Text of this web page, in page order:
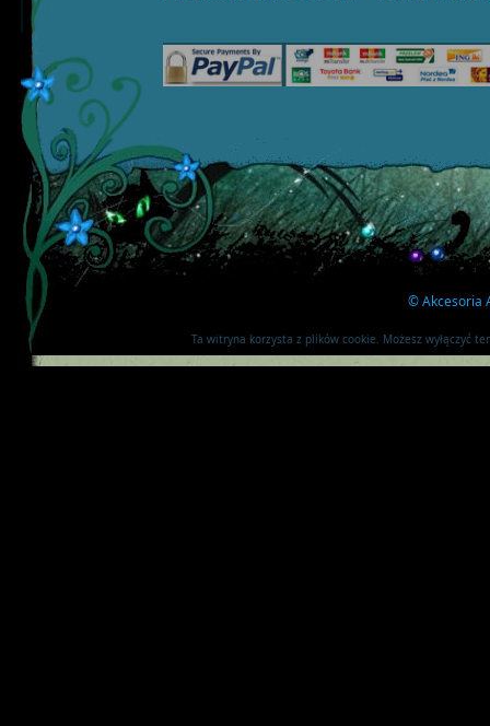
©Akcesoria
Ta witryna korzysta z plików cookie. Możesz wyłączyć